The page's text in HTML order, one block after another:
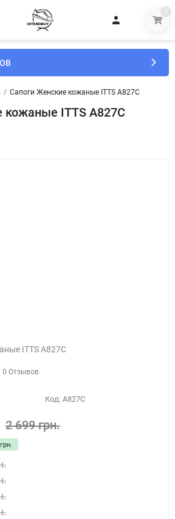
0
/ Сапоги Женские кожаные ITTS A827C
кожаные ITTS A827C
ITTS A827C
0 Отзывов
Код: A827C
2 699 грн.